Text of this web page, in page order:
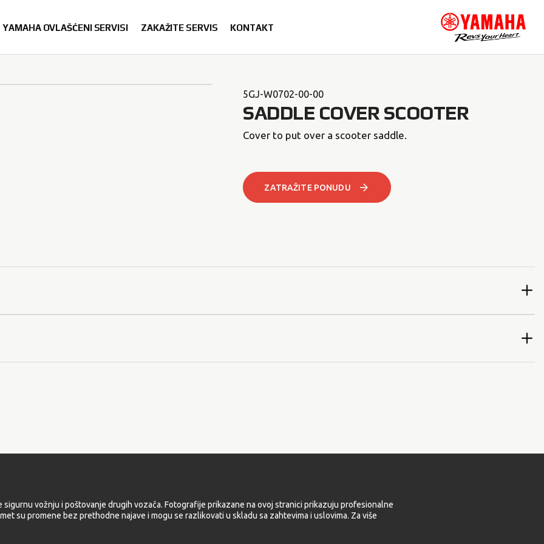
YAMAHA OVLAŠĆENI SERVISI ZAKAŽITE SERVIS KONTAKT
5GJ-W0702-00-00
SADDLE COVER SCOOTER
Cover to put over a scooter saddle.
ZATRAŽITE PONUDU
vožnju i poštovanje drugih vozača. Fotografije prikazane na ovoj stranici prikazuju profesionalne
su promene bez prethodne najave i mogu se razlikovati u skladu sa zahtevima i uslovima. Za više